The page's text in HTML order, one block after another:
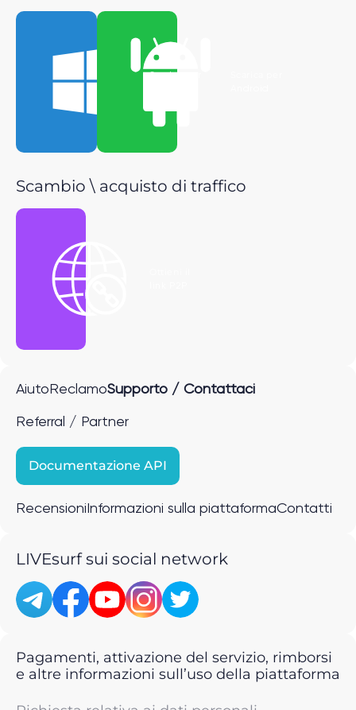
Scarica per
Scambio \ acquisto di traffico
Aiuto ReclamoSupporto / Contattaci
Referral / Partner
Documentazione API
Recensioni Informazioni sulla piattaformaContatti
LIVEsurf sui social network
Pagamenti, attivazione del servizio, rimborsi
e altre informazioni sull’uso della piattaforma